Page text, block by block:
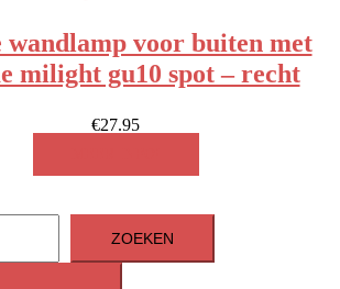
wandlamp voor buiten met
milight gu10 spot – recht
€27.95
ZOEKEN